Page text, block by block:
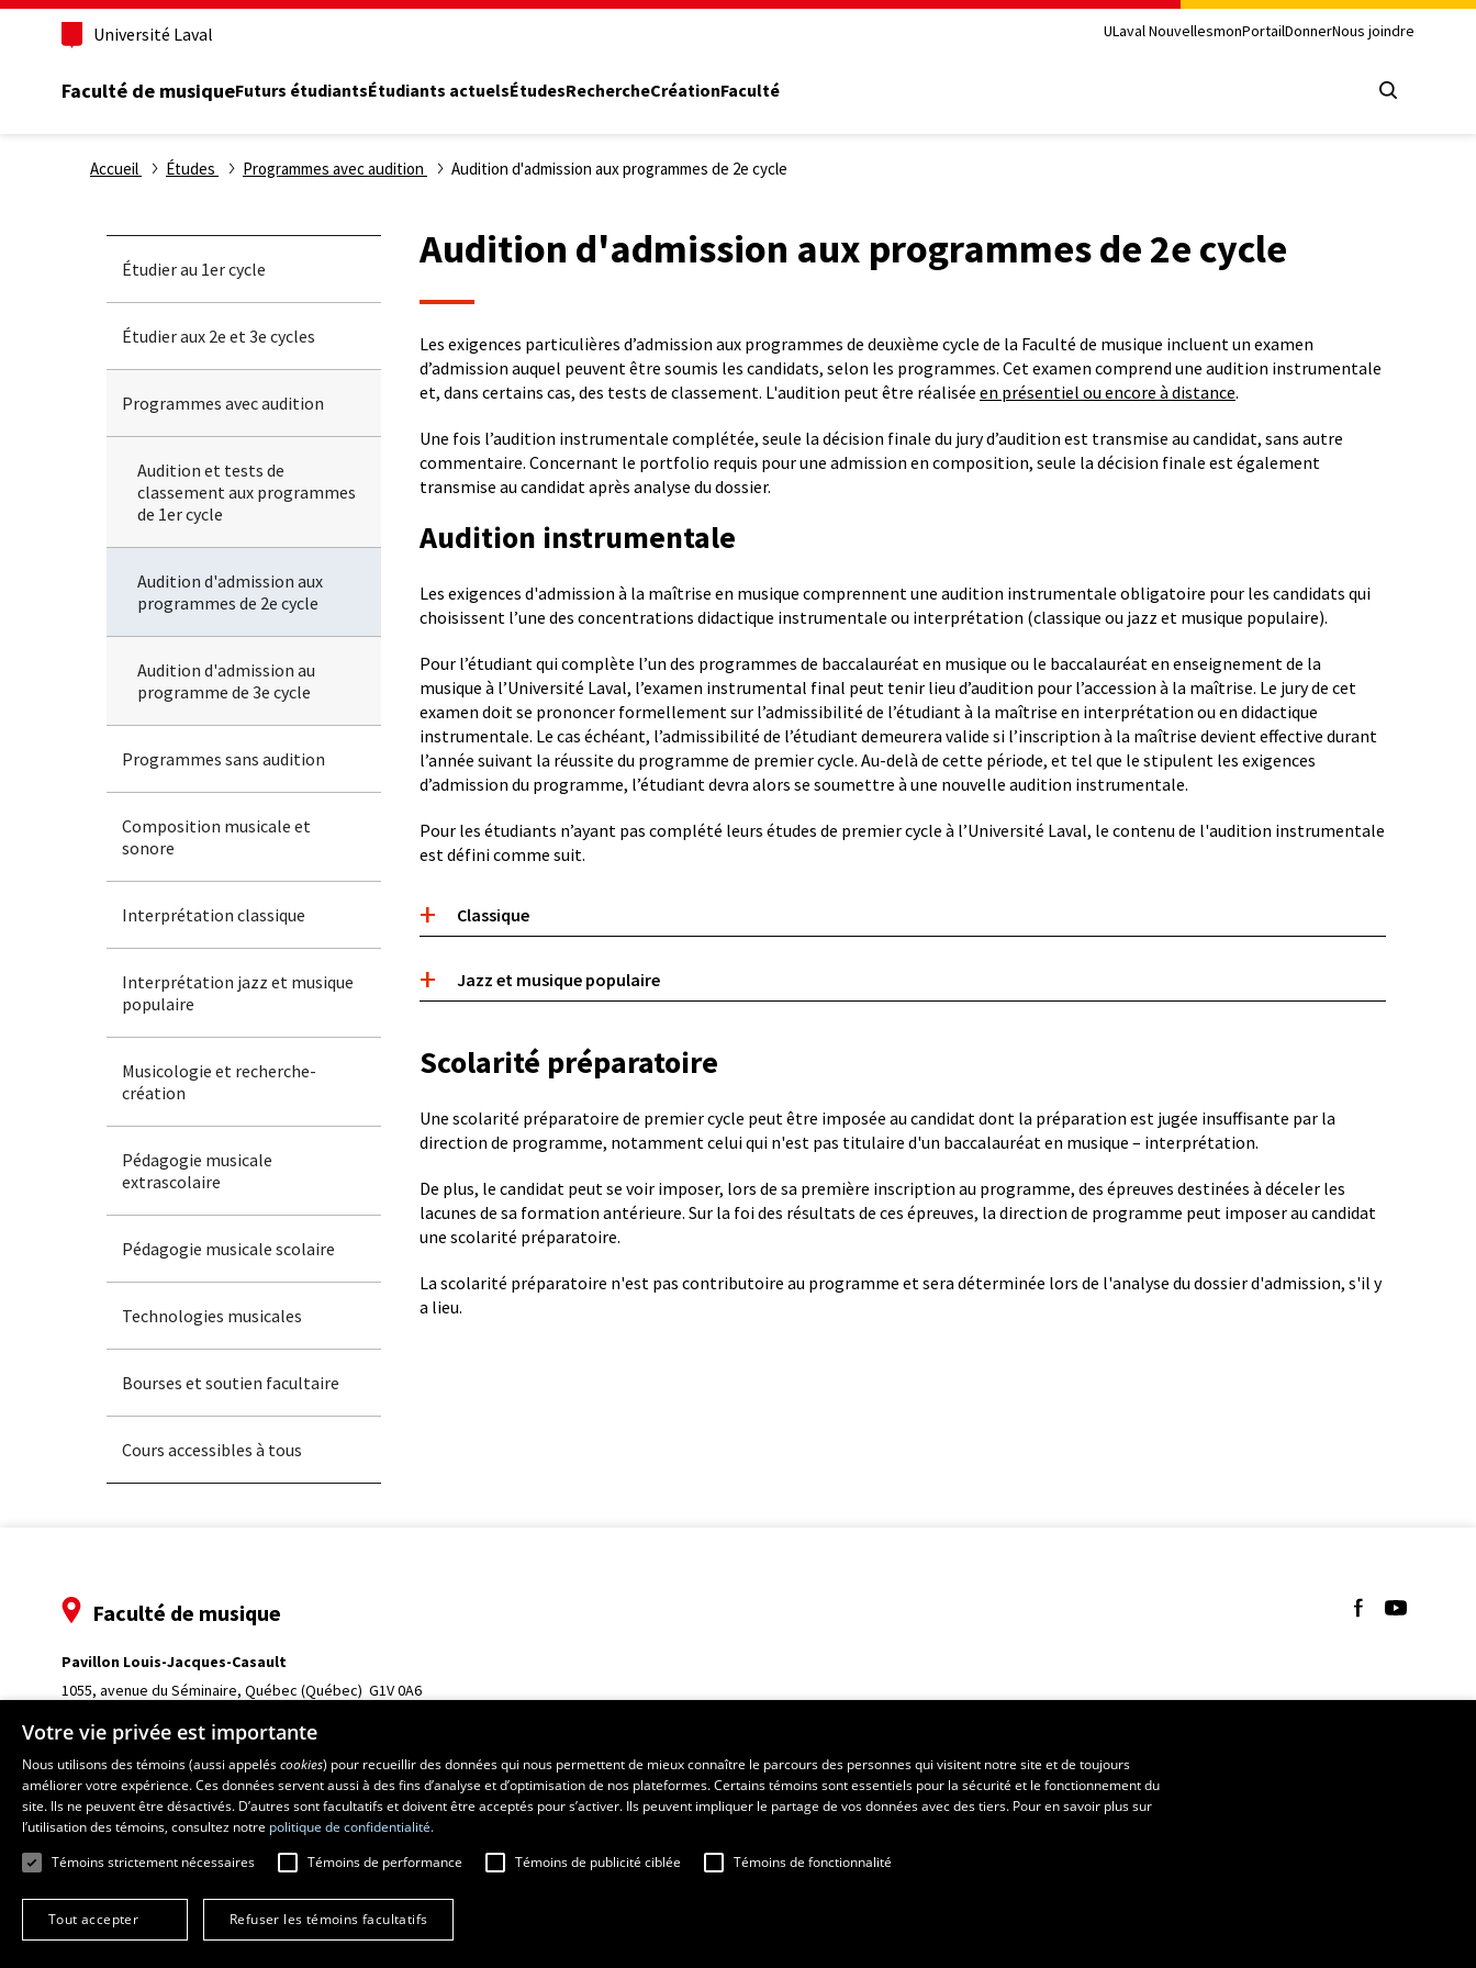
Aller
principal
Université Laval ULaval NouvellesmonPortailDonnerNous joindre
Faculté de musiqueFuturs étudiantsÉtudiants actuelsÉtudesRechercheCréationFaculté
Fil
Accueil Études Programmes avec audition Audition d'admission aux programmes de 2e cycle
Étudier au 1er cycle
Étudier aux 2e et 3e cycles
Programmes avec audition
sub-
menu
Programmes
avec
Audition et tests de
classement aux programmes
de 1er cycle
Audition d'admission aux
programmes de 2e cycle
Audition d'admission au
programme de 3e cycle
Programmes sans audition
Composition musicale et
sonore
Interprétation classique
Interprétation jazz et musique
populaire
Musicologie et recherche-
création
Pédagogie musicale
extrascolaire
Pédagogie musicale scolaire
Technologies musicales
Bourses et soutien facultaire
Cours accessibles à tous
Audition d'admission aux programmes de 2e cycle
Les exigences particulières d’admission aux programmes de deuxième cycle de la Faculté de musique incluent un examen
d’admission auquel peuvent être soumis les candidats, selon les programmes. Cet examen comprend une audition instrumentale
et, dans certains cas, des tests de classement. L'audition peut être réalisée en présentiel ou encore à distance.
Une fois l’audition instrumentale complétée, seule la décision finale du jury d’audition est transmise au candidat, sans autre
commentaire. Concernant le portfolio requis pour une admission en composition, seule la décision finale est également
transmise au candidat après analyse du dossier.
Audition instrumentale
Les exigences d'admission à la maîtrise en musique comprennent une audition instrumentale obligatoire pour les candidats qui
choisissent l’une des concentrations didactique instrumentale ou interprétation (classique ou jazz et musique populaire).
Pour l’étudiant qui complète l’un des programmes de baccalauréat en musique ou le baccalauréat en enseignement de la
musique à l’Université Laval, l’examen instrumental final peut tenir lieu d’audition pour l’accession à la maîtrise. Le jury de cet
examen doit se prononcer formellement sur l’admissibilité de l’étudiant à la maîtrise en interprétation ou en didactique
instrumentale. Le cas échéant, l’admissibilité de l’étudiant demeurera valide si l’inscription à la maîtrise devient effective durant
l’année suivant la réussite du programme de premier cycle. Au-delà de cette période, et tel que le stipulent les exigences
d’admission du programme, l’étudiant devra alors se soumettre à une nouvelle audition instrumentale.
Pour les étudiants n’ayant pas complété leurs études de premier cycle à l’Université Laval, le contenu de l'audition instrumentale
est défini comme suit.
Boite
accordeon
Classique
Jazz et musique populaire
Scolarité préparatoire
Une scolarité préparatoire de premier cycle peut être imposée au candidat dont la préparation est jugée insuffisante par la
direction de programme, notamment celui qui n'est pas titulaire d'un baccalauréat en musique – interprétation.
De plus, le candidat peut se voir imposer, lors de sa première inscription au programme, des épreuves destinées à déceler les
lacunes de sa formation antérieure. Sur la foi des résultats de ces épreuves, la direction de programme peut imposer au candidat
une scolarité préparatoire.
La scolarité préparatoire n'est pas contributoire au programme et sera déterminée lors de l'analyse du dossier d'admission, s'il y
a lieu.
Faculté de musique
Pavillon Louis-Jacques-Casault
1055, avenue du Séminaire, Québec (Québec)  G1V 0A6
Suivez-nous sur
Suivez-nous
Votre vie privée est importante
Nous utilisons des témoins (aussi appeléscookies) pour recueillir des données qui nous permettent de mieux connaître le parcours des personnes qui visitent notre site et de toujours
améliorer votre expérience. Ces données servent aussi à des fins d’analyse et d’optimisation de nos plateformes. Certains témoins sont essentiels pour la sécurité et le fonctionnement du
site. Ils ne peuvent être désactivés. D’autres sont facultatifs et doivent être acceptés pour s’activer. Ils peuvent impliquer le partage de vos données avec des tiers. Pour en savoir plus sur
l’utilisation des témoins, consultez notre politique de confidentialité.
Témoins strictement nécessaires
Témoins de performance Témoins de publicité ciblée Témoins de fonctionnalité
Tout accepter Refuser les témoins facultatifs